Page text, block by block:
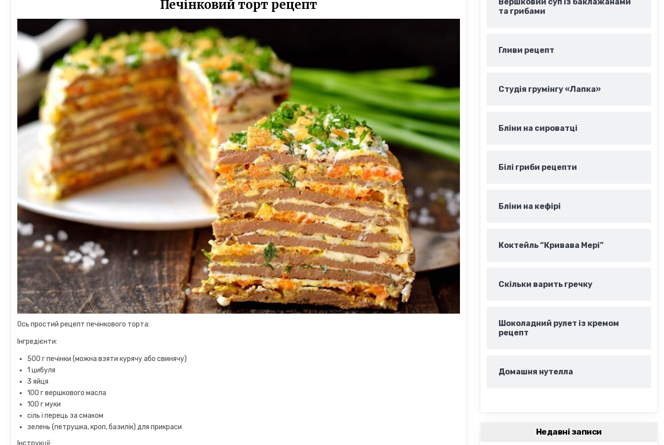
Печінковий торт рецепт
Ось простий рецепт печінкового торта:
Інгредієнти:
500 г печінки (можна взяти курячу або свинячу)
1 цибуля
3 яйця
100 г вершкового масла
100 г муки
сіль і перець за смаком
зелень (петрушка, кроп, базилік) для прикраси
Інструкції:
та грибами
Гливи рецепт
Студія грумінгу «Лапка»
Бліни на сироватці
Білі гриби рецепти
Бліни на кефірі
Коктейль “Кривава Мері”
Скільки варить гречку
Шоколадний рулет із кремом
рецепт
Домашня нутелла
Недавні записи